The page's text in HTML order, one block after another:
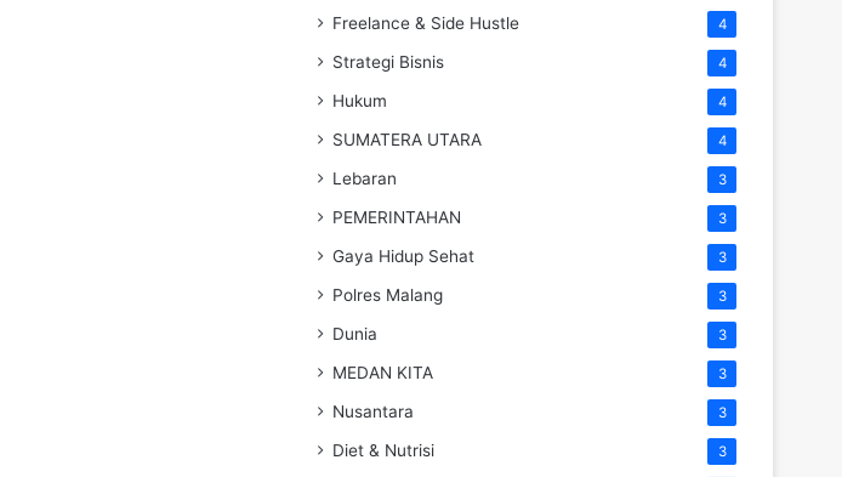
Freelance & Side Hustle 4
Strategi Bisnis 4
Hukum 4
SUMATERA UTARA 4
Lebaran 3
PEMERINTAHAN 3
Gaya Hidup Sehat 3
Polres Malang 3
Dunia 3
MEDAN KITA 3
Nusantara 3
Diet & Nutrisi 3